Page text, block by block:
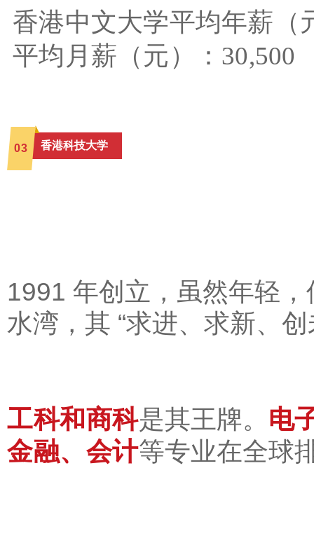
香港中文大学平均年薪（
平均月薪（元）：30,500
03 香港科技大学
1991 年创立，虽然年轻
水湾，其 “求进、求新、
工科和商科是其王牌。 电
金融、会计等专业在全球